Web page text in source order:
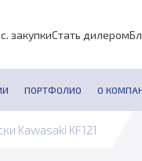
закупкиСтать дилером
ПОРТФОЛИО О
Kawasaki KF121